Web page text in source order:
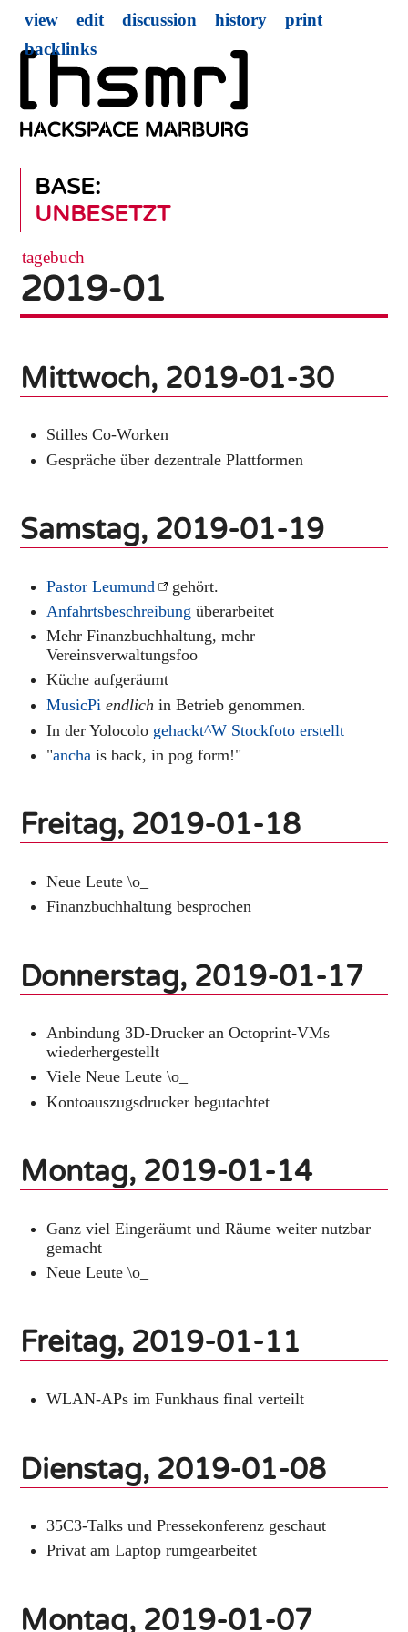
BASE:
UNBESETZT
view edit discussion history
print
backlinks
tagebuch
2019-01
Mittwoch, 2019-01-30
Stilles Co-Worken
Gespräche über dezentrale Plattformen
Samstag, 2019-01-19
Pastor Leumund
gehört.
Anfahrtsbeschreibung überarbeitet
Mehr Finanzbuchhaltung, mehr
Vereinsverwaltungsfoo
Küche aufgeräumt
MusicPi endlich in Betrieb genommen.
In der Yolocolo gehackt^W Stockfoto erstellt
"ancha is back, in pog form!"
Freitag, 2019-01-18
Neue Leute \o_
Finanzbuchhaltung besprochen
Donnerstag, 2019-01-17
Anbindung 3D-Drucker an Octoprint-VMs
wiederhergestellt
Viele Neue Leute \o_
Kontoauszugsdrucker begutachtet
Montag, 2019-01-14
Ganz viel Eingeräumt und Räume weiter nutzbar
gemacht
Neue Leute \o_
Freitag, 2019-01-11
WLAN-APs im Funkhaus final verteilt
Dienstag, 2019-01-08
35C3-Talks und Pressekonferenz geschaut
Privat am Laptop rumgearbeitet
Montag, 2019-01-07